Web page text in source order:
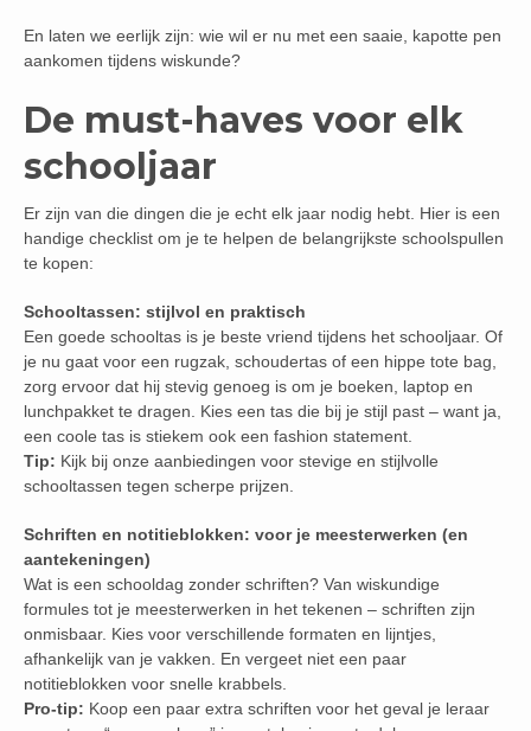
En laten we eerlijk zijn: wie wil er nu met een saaie, kapotte pen
aankomen tijdens wiskunde?
De must-haves voor elk
schooljaar
Er zijn van die dingen die je echt elk jaar nodig hebt. Hier is een
handige checklist om je te helpen de belangrijkste schoolspullen
te kopen:
Schooltassen: stijlvol en praktisch
Een goede schooltas is je beste vriend tijdens het schooljaar. Of
je nu gaat voor een rugzak, schoudertas of een hippe tote bag,
zorg ervoor dat hij stevig genoeg is om je boeken, laptop en
lunchpakket te dragen. Kies een tas die bij je stijl past – want ja,
een coole tas is stiekem ook een fashion statement.
Tip: Kijk bij onze aanbiedingen voor stevige en stijlvolle
schooltassen tegen scherpe prijzen.
Schriften en notitieblokken: voor je meesterwerken (en
aantekeningen)
Wat is een schooldag zonder schriften? Van wiskundige
formules tot je meesterwerken in het tekenen – schriften zijn
onmisbaar. Kies voor verschillende formaten en lijntjes,
afhankelijk van je vakken. En vergeet niet een paar
notitieblokken voor snelle krabbels.
Pro-tip: Koop een paar extra schriften voor het geval je leraar